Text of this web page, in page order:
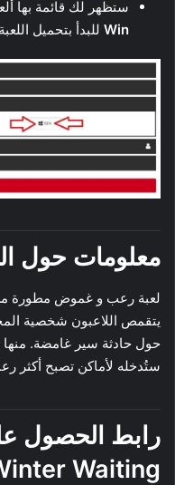
ستظهر لك قائمة بها
Win للبدأ بتحميل
معلومات حول
حول حادثة سير غامضة.
ستُدخله لأماكن تصبح أكثر
رابط الحصول
Waiting :